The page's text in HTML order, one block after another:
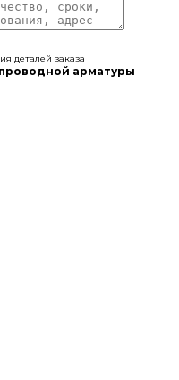
деталей заказа
арматуры